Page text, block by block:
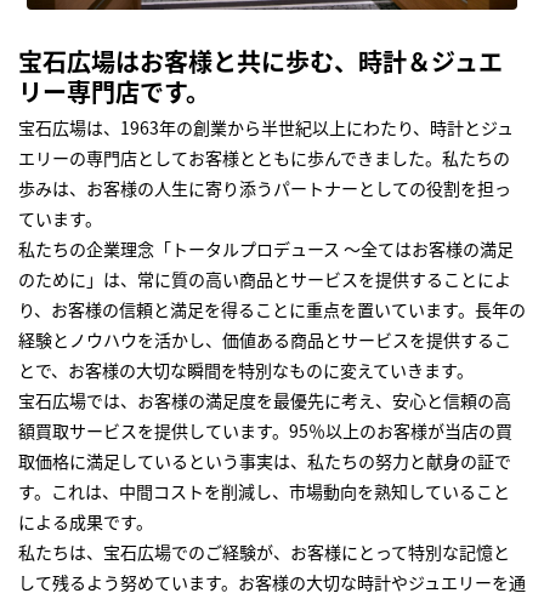
宝石広場はお客様と共に歩む、時計＆ジュエ
リー専門店です。
宝石広場は、1963年の創業から半世紀以上にわたり、時計とジュ
エリーの専門店としてお客様とともに歩んできました。私たちの
歩みは、お客様の人生に寄り添うパートナーとしての役割を担っ
ています。
私たちの企業理念「トータルプロデュース ～全てはお客様の満足
のために」は、常に質の高い商品とサービスを提供することによ
り、お客様の信頼と満足を得ることに重点を置いています。長年の
経験とノウハウを活かし、価値ある商品とサービスを提供するこ
とで、お客様の大切な瞬間を特別なものに変えていきます。
宝石広場では、お客様の満足度を最優先に考え、安心と信頼の高
額買取サービスを提供しています。95％以上のお客様が当店の買
取価格に満足しているという事実は、私たちの努力と献身の証で
す。これは、中間コストを削減し、市場動向を熟知していること
による成果です。
私たちは、宝石広場でのご経験が、お客様にとって特別な記憶と
して残るよう努めています。お客様の大切な時計やジュエリーを通